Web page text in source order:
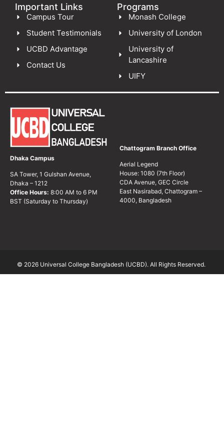
Important Links
Campus Tour
Student Testimonials
UCBD Advantage
Contact Us
Programs
Monash College
University of London
University of
Lancashire
UIFY
Dhaka Campus
SA Tower, 1 Gulshan Avenue,
Dhaka – 1212
Office Hours: 8:00 AM to 6 PM
BST (Saturday to Thursday)
Chattogram Branch Office
Aerial Legend
House: 1080 (7th Floor)
CDA Avenue, GEC Circle
East Nasirabad, Chattogram –
4000, Bangladesh
© 2026 Universal College Bangladesh (UCBD). All Rights Reserved.